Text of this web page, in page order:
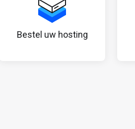
Bestel uw hosting